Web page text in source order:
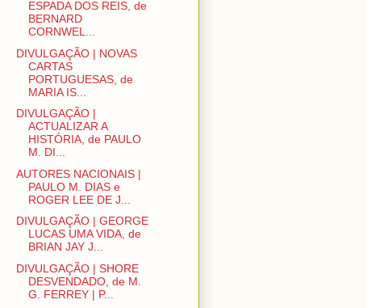
ESPADA DOS REIS, de
BERNARD
CORNWEL...
DIVULGAÇÃO | NOVAS
CARTAS
PORTUGUESAS, de
MARIA IS...
DIVULGAÇÃO |
ACTUALIZAR A
HISTÓRIA, de PAULO
M. DI...
AUTORES NACIONAIS |
PAULO M. DIAS e
ROGER LEE DE J...
DIVULGAÇÃO | GEORGE
LUCAS UMA VIDA, de
BRIAN JAY J...
DIVULGAÇÃO | SHORE
DESVENDADO, de M.
G. FERREY | P...